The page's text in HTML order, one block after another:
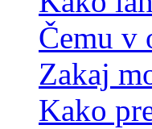
Čemu v
Zakaj
Kako